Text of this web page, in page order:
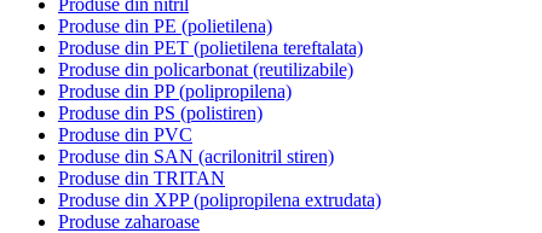
Produse din nitril
Produse din PE (polietilena)
Produse din PET (polietilena tereftalata)
Produse din policarbonat (reutilizabile)
Produse din PP (polipropilena)
Produse din PS (polistiren)
Produse din PVC
Produse din SAN (acrilonitril stiren)
Produse din TRITAN
Produse din XPP (polipropilena extrudata)
Produse zaharoase